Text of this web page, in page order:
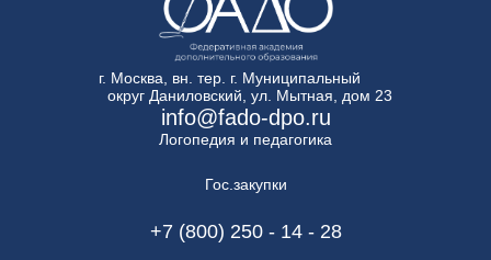
г. Москва, вн. тер. г. Муниципальный
округ Даниловский, ул. Мытная, дом 23
info@fado-dpo.ru
Логопедия и педагогика
Гос.закупки
+7 (800) 250 - 14 - 28